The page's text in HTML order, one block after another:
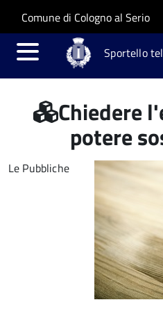
Salta al contenuto
Skip to site navigation
Comune di Cologno al Serio
Sportello
Chiedere
potere
Le Pubbliche